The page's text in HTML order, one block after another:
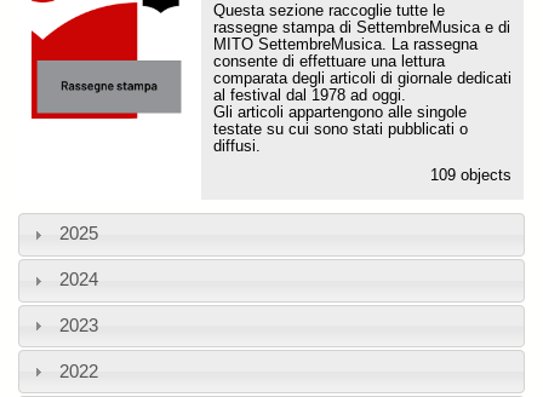
Questa sezione raccoglie tutte le
rassegne stampa di SettembreMusica e di
MITO SettembreMusica. La rassegna
consente di effettuare una lettura
comparata degli articoli di giornale dedicati
al festival dal 1978 ad oggi.
Gli articoli appartengono alle singole
testate su cui sono stati pubblicati o
diffusi.
109 objects
2025
2024
2023
2022